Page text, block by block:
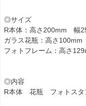
◎サイズ
R本体：高さ200mm 幅
ガラス花瓶：高さ
フォトフレーム：高さ
◎内容
R本体 花瓶 フォトスタ